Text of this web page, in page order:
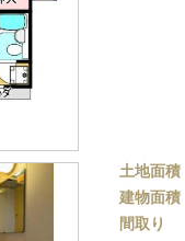
土地面積
建物面積
間取り